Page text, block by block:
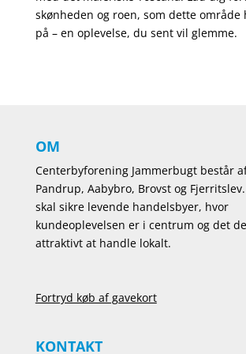
skønheden og roen, som dette område
på – en oplevelse, du sent vil glemme.
OM
Centerbyforening Jammerbugt består
Pandrup, Aabybro, Brovst og
skal sikre levende handelsbyer, hvor
kundeoplevelsen er i centrum og det
attraktivt at handle lokalt.
Fortryd køb af gavekort
KONTAKT